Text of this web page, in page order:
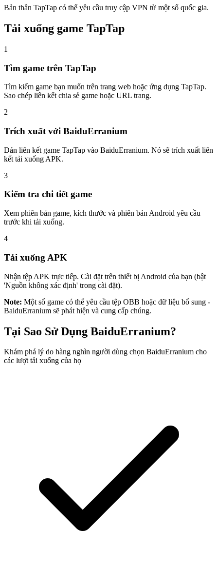
Bản thân TapTap có thể yêu cầu truy cập VPN từ một số quốc gia.
Tải xuống game TapTap
1
Tìm game trên TapTap
Tìm kiếm game bạn muốn trên trang web hoặc ứng dụng TapTap.
Sao chép liên kết chia sẻ game hoặc URL trang.
2
Trích xuất với BaiduErranium
Dán liên kết game TapTap vào BaiduErranium. Nó sẽ trích xuất liên
kết tải xuống APK.
3
Kiểm tra chi tiết game
Xem phiên bản game, kích thước và phiên bản Android yêu cầu
trước khi tải xuống.
4
Tải xuống APK
Nhận tệp APK trực tiếp. Cài đặt trên thiết bị Android của bạn (bật
'Nguồn không xác định' trong cài đặt).
Note: Một số game có thể yêu cầu tệp OBB hoặc dữ liệu bổ sung -
BaiduErranium sẽ phát hiện và cung cấp chúng.
Tại Sao Sử Dụng BaiduErranium?
Khám phá lý do hàng nghìn người dùng chọn BaiduErranium cho
các lượt tải xuống của họ